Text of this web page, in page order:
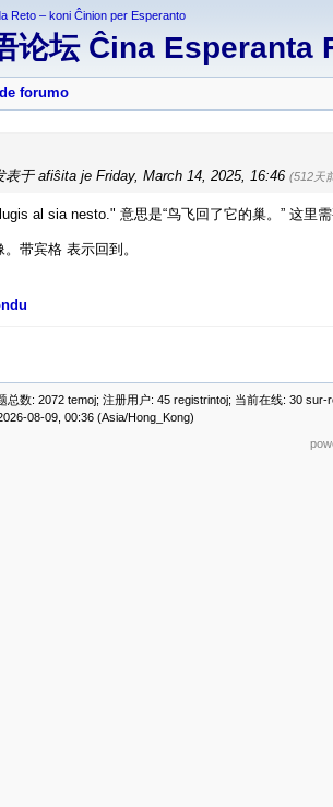
Reto – koni Ĉinion per Esperanto
论坛 Ĉina Esperanta
forumo
表于 afiŝita je Friday, March 14, 2025, 16:46 (512天
al sia nesto." 意思是“鸟飞回了它的巢。” 这里需
带宾格 表示回到。
总数: 2072 temoj; 注册用户: 45 registrintoj; 当前在线: 30
08-09, 00:36 (Asia/Hong_Kong)